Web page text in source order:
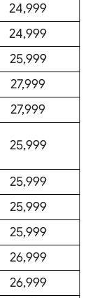
24,999
24,999
25,999
27,999
27,999
25,999
25,999
25,999
25,999
26,999
26,999